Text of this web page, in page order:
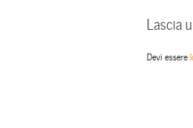
Lascia
Devi essere